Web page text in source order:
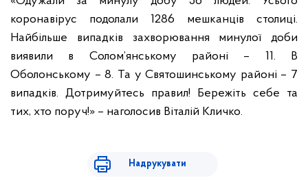
коронавірус подолали 1286 мешканців столиці.
Найбільше випадків захворювання минулої доби
виявили в Солом’янському районі – 11. В
Оболонському – 8. Та у Святошинському районі – 7
випадків. Дотримуйтесь правил! Бережіть себе та
тих, хто поруч!» – наголосив Віталій Кличко.
Надрукувати